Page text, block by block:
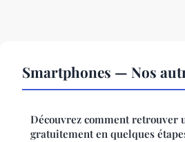
Smartphones — Nos
Découvrez comment retrouver
gratuitement en quelques